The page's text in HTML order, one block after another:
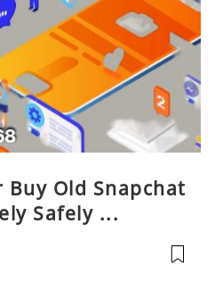
Buy Old Snapchat
Safely ...